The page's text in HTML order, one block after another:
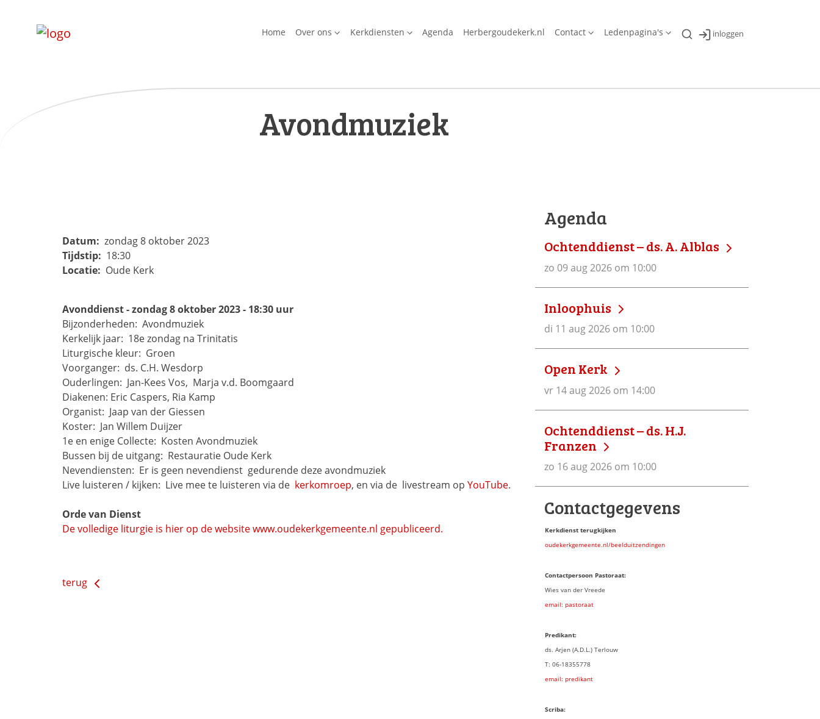
Home Over ons Kerkdiensten Agenda Herbergoudekerk.nl Contact Ledenpagina's inloggen
Avondmuziek
Datum: zondag 8 oktober 2023
Tijdstip: 18:30
Locatie: Oude Kerk
Avonddienst - zondag 8 oktober 2023 - 18:30 uur
Bijzonderheden: Avondmuziek
Kerkelijk jaar: 18e zondag na Trinitatis
Liturgische kleur: Groen
Voorganger: ds. C.H. Wesdorp
Ouderlingen: Jan-Kees Vos, Marja v.d. Boomgaard
Diakenen: Eric Caspers, Ria Kamp
Organist: Jaap van der Giessen
Koster: Jan Willem Duijzer
1e en enige Collecte: Kosten Avondmuziek
Bussen bij de uitgang: Restauratie Oude Kerk
Nevendiensten: Er is geen nevendienst gedurende deze avondmuziek
Live luisteren / kijken: Live mee te luisteren via de kerkomroep, en via de livestream op YouTube.
Orde van Dienst
De volledige liturgie is hier op de website www.oudekerkgemeente.nl gepubliceerd.
terug
Agenda
Ochtenddienst – ds. A. Alblas
zo 09 aug 2026 om 10:00
Inloophuis
di 11 aug 2026 om 10:00
Open Kerk
vr 14 aug 2026 om 14:00
Ochtenddienst – ds. H.J.
Franzen
zo 16 aug 2026 om 10:00
Contactgegevens
Kerkdienst terugkijken
oudekerkgemeente.nl/beelduitzendingen
Contactpersoon Pastoraat:
Wies van der Vreede
email: pastoraat
Predikant:
ds. Arjen (A.D.L.) Terlouw
T: 06-18355778
email: predikant
Scriba: